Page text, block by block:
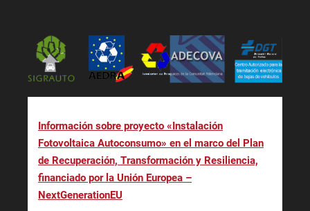
Información sobre proyecto «Instalación
Fotovoltaica Autoconsumo» en el marco del Plan
de Recuperación, Transformación y Resiliencia,
financiado por la Unión Europea –
NextGenerationEU